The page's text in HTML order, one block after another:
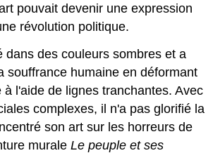
pouvait devenir une expression
révolution politique.
dans des couleurs sombres et a
souffrance humaine en déformant
à l'aide de lignes tranchantes. Avec
complexes, il n'a pas glorifié la
son art sur les horreurs de
muraleLe peuple et ses